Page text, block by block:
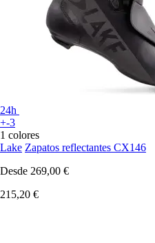
24h
+-3
1 colores
Lake Zapatos reflectantes CX146
Desde 269,00 €
215,20 €